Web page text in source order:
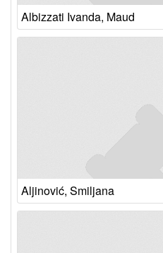
Albizzati Ivanda, Maud
Aljinović, Smiljana